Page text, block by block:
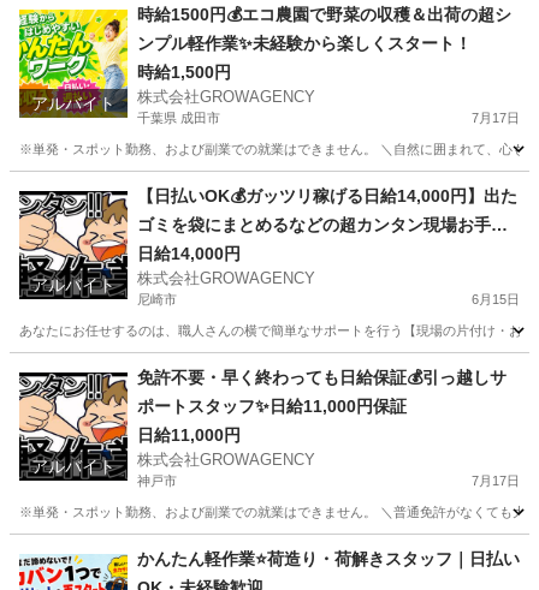
アルバイト
時給1500円💰エコ農園で野菜の収穫＆出荷の超シ
ンプル軽作業✨未経験から楽しくスタート！
時給1,500円
株式会社GROWAGENCY
千葉県 成田市 7月17日
※単発・スポット勤務、および副業での就業はできません。 ＼自然に囲まれて、心も
農業
アルバイト
【日払いOK💰ガッツリ稼げる日給14,000円】出た
ゴミを袋にまとめるなどの超カンタン現場お手伝
い◎
日給14,000円
株式会社GROWAGENCY
尼崎市 6月15日
あなたにお任せするのは、職人さんの横で簡単なサポートを行う【現場の片付け・お
その他 ゲーム
アルバイト
免許不要・早く終わっても日給保証💰引っ越しサ
ポートスタッフ✨日給11,000円保証
日給11,000円
株式会社GROWAGENCY
神戸市 7月17日
※単発・スポット勤務、および副業での就業はできません。 ＼普通免許がなくても大
引越し スタッフ
かんたん軽作業⭐荷造り・荷解きスタッフ｜日払い